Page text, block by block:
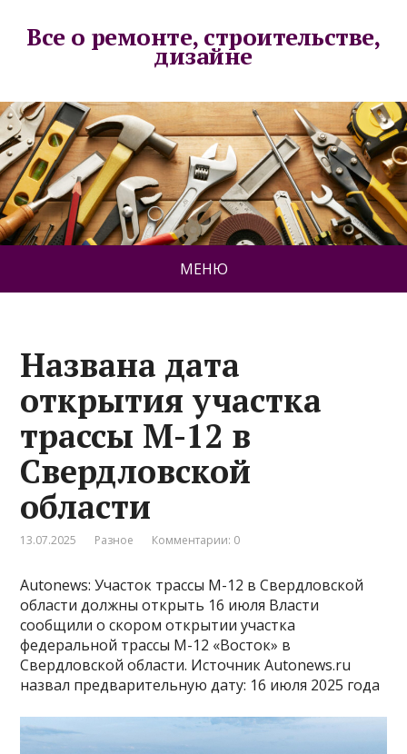
Все о ремонте, строительстве,
дизайне
МЕНЮ
Названа дата
открытия участка
трассы М-12 в
Свердловской
области
13.07.2025 Разное Комментарии: 0
Autonews: Участок трассы М-12 в Свердловской
области должны открыть 16 июля Власти
сообщили о скором открытии участка
федеральной трассы М-12 «Восток» в
Свердловской области. Источник Autonews.ru
назвал предварительную дату: 16 июля 2025 года